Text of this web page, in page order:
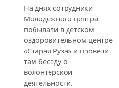
На днях сотрудники
Молодежного центра
побывали в детском
оздоровительном центре
«Старая Руза» и провели
там беседу о
волонтерской
деятельности.